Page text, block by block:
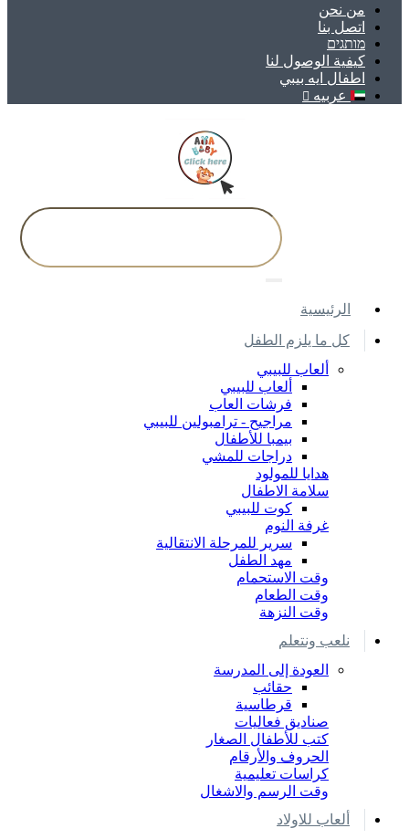
ﻣﻦ ﻧﺤﻦ
اتصل بنا
מותגים
كيفية الوصول لنا
اطفال ايه بيبي
عربيه
اﻟﺮﺋﻴﺴﻴﺔ
كل ما يلزم الطفل
ألعاب للبيبي
ألعاب للبيبي
فرشات العاب
مراجيح - ترامبولين للبيبي
بيمبا للأطفال
دراجات للمشي
هدايا للمولود
سلامة الاطفال
كوت للبيبي
غرفة النوم
سرير للمرحلة الانتقالية
مهد الطفل
وقت الاستحمام
وقت الطعام
وقت النزهة
نلعب ونتعلم
العودة إلى المدرسة
حقائب
قرطاسية
صناديق فعاليات
كتب للأطفال الصغار
الحروف والأرقام
كراسات تعليمية
وقت الرسم والاشغال
ألعاب للاولاد